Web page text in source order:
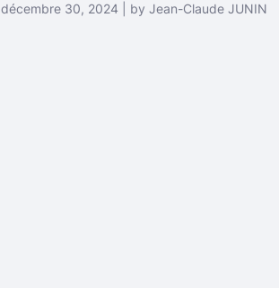
décembre 30, 2024 | by Jean-Claude JUNIN